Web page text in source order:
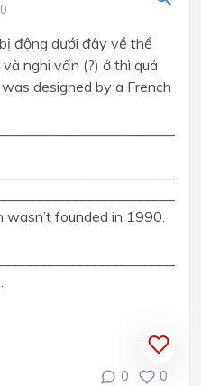
động dưới đây về thể
nghi vấn (?) ở thì quá
designed by a French
founded in 1990.
0 0